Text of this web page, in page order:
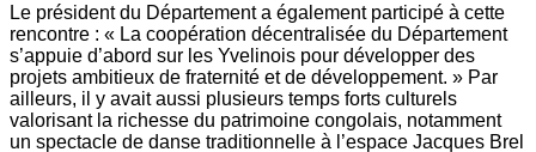
Le président du Département a également participé à cette
rencontre : « La coopération décentralisée du Département
s’appuie d’abord sur les Yvelinois pour développer des
projets ambitieux de fraternité et de développement. » Par
ailleurs, il y avait aussi plusieurs temps forts culturels
valorisant la richesse du patrimoine congolais, notamment
un spectacle de danse traditionnelle à l’espace Jacques Brel